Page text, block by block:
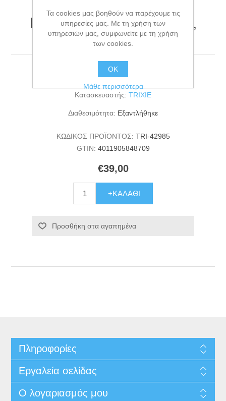
Play donut, felt, ø 60 cm,
beige
Play donut, felt, ø 60 cm, beige
Κατασκευαστής: TRIXIE
Διαθεσιμότητα: Εξαντλήθηκε
ΚΩΔΙΚΟΣ ΠΡΟΪΟΝΤΟΣ: TRI-42985
GTIN: 4011905848709
€39,00
+ΚΑΛΆΘΙ
Προσθήκη στα αγαπημένα
Πληροφορίες
Εργαλεία σελίδας
Ο λογαριασμός μου
Τα cookies μας βοηθούν να παρέχουμε τις
υπηρεσίες μας. Με τη χρήση των
υπηρεσιών μας, συμφωνείτε με τη χρήση
των cookies.
ΟΚ
Μάθε περισσότερα